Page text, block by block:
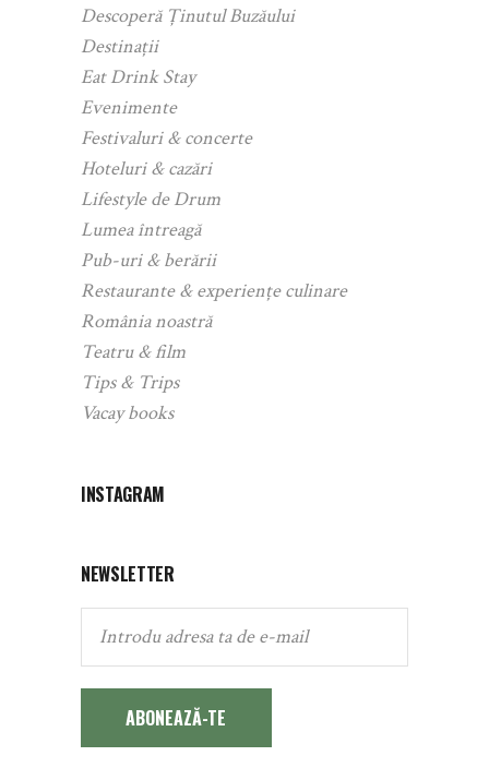
Descoperă Ținutul Buzăului
Destinații
Eat Drink Stay
Evenimente
Festivaluri & concerte
Hoteluri & cazări
Lifestyle de Drum
Lumea întreagă
Pub-uri & berării
Restaurante & experiențe culinare
România noastră
Teatru & film
Tips & Trips
Vacay books
INSTAGRAM
NEWSLETTER
ABONEAZĂ-TE